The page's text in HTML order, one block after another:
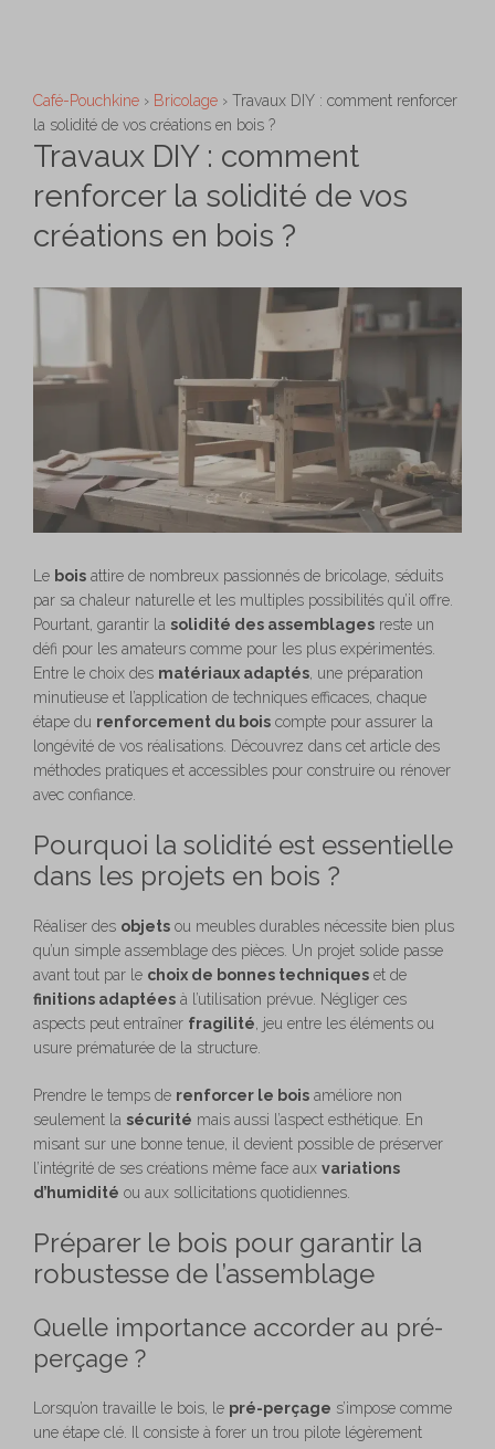
Café-Pouchkine › Bricolage › Travaux DIY : comment renforcer
la solidité de vos créations en bois ?
Travaux DIY : comment
renforcer la solidité de vos
créations en bois ?
Le bois attire de nombreux passionnés de bricolage, séduits
par sa chaleur naturelle et les multiples possibilités qu’il offre.
Pourtant, garantir la solidité des assemblages reste un
défi pour les amateurs comme pour les plus expérimentés.
Entre le choix des matériaux adaptés , une préparation
minutieuse et l’application de techniques efficaces, chaque
étape du renforcement du bois compte pour assurer la
longévité de vos réalisations. Découvrez dans cet article des
méthodes pratiques et accessibles pour construire ou rénover
avec confiance.
Pourquoi la solidité est essentielle
dans les projets en bois ?
Réaliser des objets ou meubles durables nécessite bien plus
qu’un simple assemblage des pièces. Un projet solide passe
avant tout par le choix de bonnes techniques et de
finitions adaptées à l’utilisation prévue. Négliger ces
aspects peut entraîner fragilité , jeu entre les éléments ou
usure prématurée de la structure.
Prendre le temps de renforcer le bois améliore non
seulement la sécurité mais aussi l’aspect esthétique. En
misant sur une bonne tenue, il devient possible de préserver
l’intégrité de ses créations même face aux variations
d’humidité ou aux sollicitations quotidiennes.
Préparer le bois pour garantir la
robustesse de l’assemblage
Quelle importance accorder au pré-
perçage ?
Lorsqu’on travaille le bois, le pré-perçage s’impose comme
une étape clé. Il consiste à forer un trou pilote légèrement